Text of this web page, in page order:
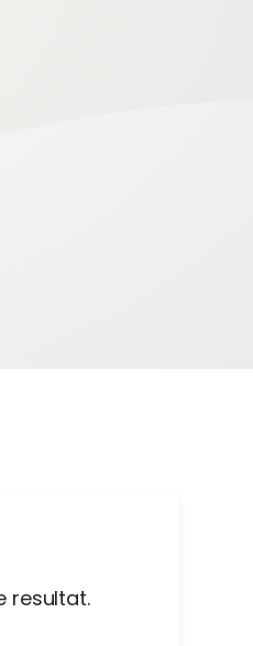
resultat.